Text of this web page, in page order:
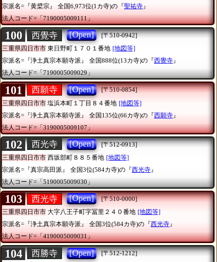
宗派名=『黄檗宗』
全国6,973位(1カ寺)の『聖祐寺 』
法人コード=「7190005009111」
100 西覺寺 [Open]
[〒510-0942]
三重県四日市市 東日野町１７０１番地 [地図等]
宗派名=『浄土真宗本願寺派』
全国888位(13カ寺)の『西覺寺』
法人コード=「7190005009029」
101 西願寺 [Open]
[〒510-0854]
三重県四日市市 塩浜本町１丁目８４番地 [地図等]
宗派名=『浄土真宗本願寺派』
全国135位(66カ寺)の『西願寺 』
法人コード=「3190005009107」
102 西光寺 [Open]
[〒512-0913]
三重県四日市市 西坂部町８８５番地 [地図等]
宗派名=『真宗高田派』
全国3位(584カ寺)の『西光寺 』
法人コード=「5190005009030」
103 西光寺 [Open]
[〒510-0000]
三重県四日市市 大字八王子町字冨里２４０番地 [地図等]
宗派名=『浄土真宗本願寺派』
全国3位(584カ寺)の『西光寺』
法人コード=「4190005009031」
104 西勝寺 [Open]
[〒512-1212]